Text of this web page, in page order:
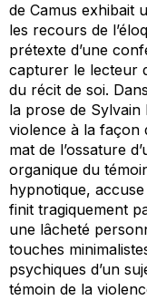
de Camus exhibait
les recours de
prétexte d’une
capturer le lecteur
du récit de soi.
la prose de Sylvain
violence à la façon
mat de l’ossature
organique du
hypnotique,
finit tragiquement
une lâcheté
touches
psychiques d’un
témoin de la